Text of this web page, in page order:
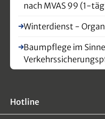
nach MVAS 99 (1-
Winterdienst -
Baumpflege im
Hotline